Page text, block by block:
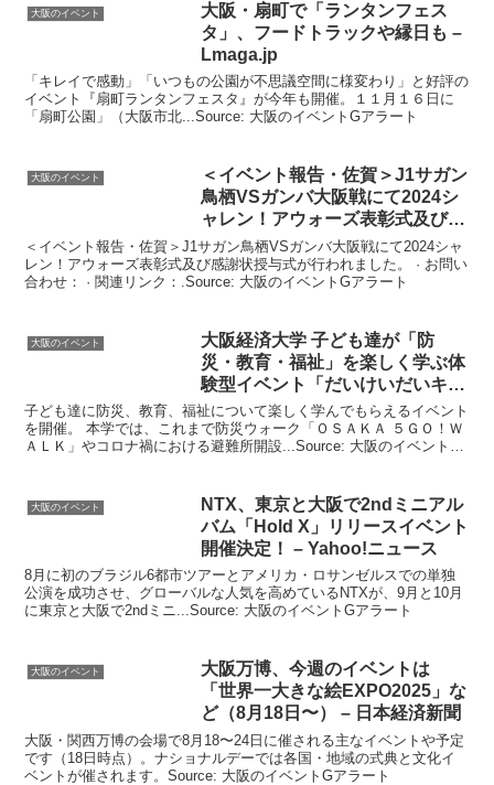
大阪のイベント 大阪 ・扇町で「ランタンフェス
タ」、フードトラックや縁日も –
Lmaga.jp
「キレイで感動」「いつもの公園が不思議空間に様変わり」と好評の
イベント『扇町ランタンフェスタ』が今年も開催。１１月１６日に
「扇町公園」（大阪市北...Source: 大阪のイベントGアラート
大阪のイベント ＜ イベント報告・佐賀＞J1サガン
鳥栖VSガンバ大阪戦にて2024シ
ャレン！アウォーズ表彰式及び
…
＜イベント報告・佐賀＞J1サガン鳥栖VSガンバ大阪戦にて2024シャ
レン！アウォーズ表彰式及び感謝状授与式が行われました。 · お問い
合わせ： · 関連リンク：.Source: 大阪のイベントGアラート
大阪のイベント 大阪経済大学 子ども達が「防
災・教育・福祉」を楽しく学ぶ体
験型イベント
「だいけいだいキッ
ズ …
子ども達に防災、教育、福祉について楽しく学んでもらえるイベント
を開催。 本学では、これまで防災ウォーク「ＯＳＡＫＡ ５ＧＯ！Ｗ
ＡＬＫ」やコロナ禍における避難所開設...Source: 大阪のイベントG
大阪のイベント NTX、東京と大阪で2ndミニアル
バム「Hold X」リリースイベント
開催決定！ – Yahoo!ニュース
8月に初のブラジル6都市ツアーとアメリカ・ロサンゼルスでの単独
公演を成功させ、グローバルな人気を高めているNTXが、9月と10月
に東京と大阪で2ndミニ...Source: 大阪のイベントGアラート
大阪のイベント 大阪万博、今週のイベント は
「世界一大きな絵EXPO2025」な
ど（8月18日〜） – 日本経済新聞
大阪・関西万博の会場で8月18〜24日に催される主なイベントや予定
です（18日時点）。ナショナルデーでは各国・地域の式典と文化イ
ベントが催されます。Source: 大阪のイベントGアラート